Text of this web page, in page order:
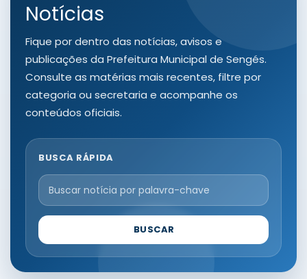
Notícias
Fique por dentro das notícias, avisos e
publicações da Prefeitura Municipal de Sengés.
Consulte as matérias mais recentes, filtre por
categoria ou secretaria e acompanhe os
conteúdos oficiais.
BUSCA RÁPIDA
BUSCAR